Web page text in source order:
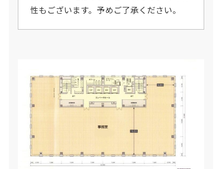
性もございます。予めご了承ください。​